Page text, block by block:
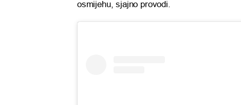
osmijehu, sjajno provodi.